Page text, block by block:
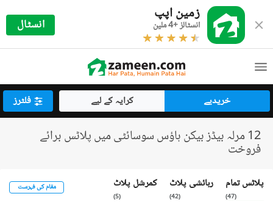
زمین اپپ
انسٹالز +4 ملین انسٹال
خریدیے کرایہ کے لیے فلٹرز
12 مرلہ بیڈز بیکن ہاؤس سوسائٹی میں پلاٹس برائے
فروخت
پلاٹس تمام
(
47
)
رہائشی پلاٹ
(
42
)
کمرشل پلاٹ
(
5
)
مقام کی فہرست